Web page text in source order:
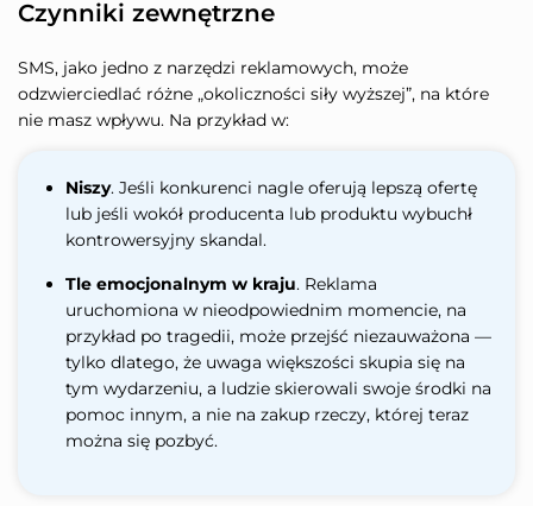
Czynniki zewnętrzne
SMS, jako jedno z narzędzi reklamowych, może
odzwierciedlać różne „okoliczności siły wyższej”, na które
nie masz wpływu. Na przykład w:
Niszy. Jeśli konkurenci nagle oferują lepszą ofertę
lub jeśli wokół producenta lub produktu wybuchł
kontrowersyjny skandal.
Tle emocjonalnym w kraju. Reklama
uruchomiona w nieodpowiednim momencie, na
przykład po tragedii, może przejść niezauważona —
tylko dlatego, że uwaga większości skupia się na
tym wydarzeniu, a ludzie skierowali swoje środki na
pomoc innym, a nie na zakup rzeczy, której teraz
można się pozbyć.